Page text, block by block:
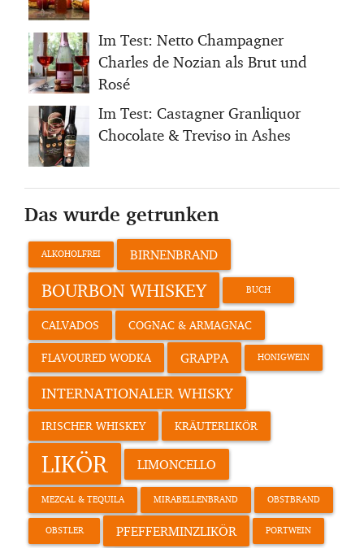
Im Test: Netto Champagner
Charles de Nozian als Brut und
Rosé
Im Test: Castagner Granliquor
Chocolate & Treviso in Ashes
Das wurde getrunken
ALKOHOLFREI BIRNENBRAND
BOURBON WHISKEY BUCH
CALVADOS COGNAC & ARMAGNAC
FLAVOURED WODKA GRAPPA HONIGWEIN
INTERNATIONALER WHISKY
IRISCHER WHISKEY KRÄUTERLIKÖR
LIKÖR LIMONCELLO
MEZCAL & TEQUILA MIRABELLENBRAND OBSTBRAND
OBSTLER PFEFFERMINZLIKÖR PORTWEIN